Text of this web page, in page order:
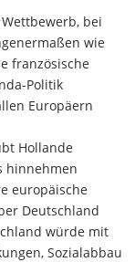
bei
wie
französische
Politik
Europäern
Hollande
hinnehmen
europäische
Deutschland
würde mit
Sozialabbau